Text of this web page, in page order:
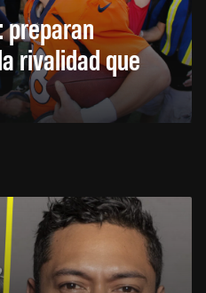
preparan
rivalidad que